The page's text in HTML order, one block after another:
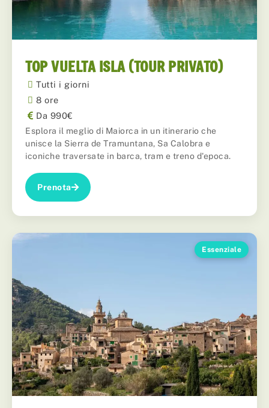
TOP VUELTA ISLA (TOUR PRIVATO)
Tutti i giorni
8 ore
Da 990€
Esplora il meglio di Maiorca in un itinerario che
unisce la Sierra de Tramuntana, Sa Calobra e
iconiche traversate in barca, tram e treno d'epoca.
Prenota
Essenziale